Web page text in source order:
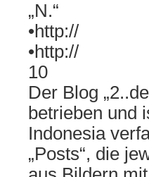
„N.“
•http://
•http://
10
Der Blog
betrieben und
Indonesia
„Posts“, die